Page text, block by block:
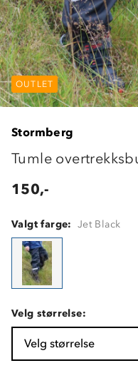
OUTLET
OUTLET
Stormberg
Tumle
150,-
Valgt farge: Jet Black
Velg størrelse:
Velg størrelse